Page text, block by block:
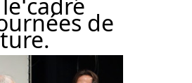
de